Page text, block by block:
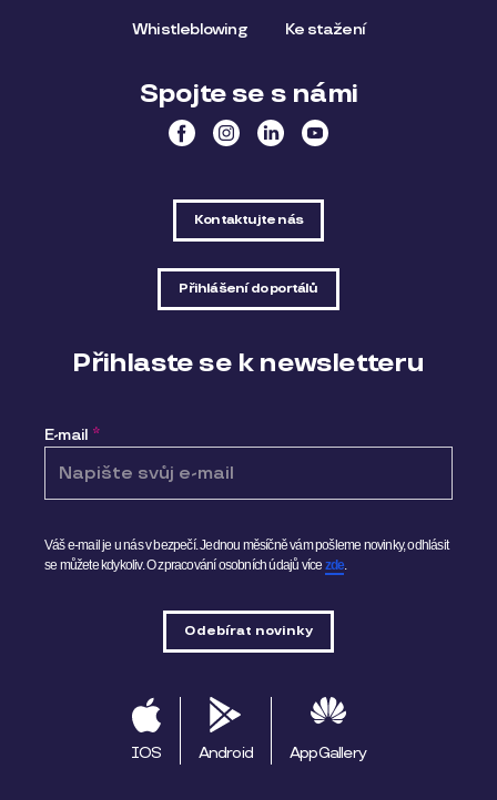
Whistleblowing Ke stažení
Spojte se s námi
Kontaktujte nás
Přihlášení do portálů
Přihlaste se k newsletteru
E-mail *
Váš e-mail je u nás v bezpečí. Jednou měsíčně vám pošleme novinky, odhlásit
se můžete kdykoliv.O zpracování osobních údajů více zde.
IOS Android AppGallery